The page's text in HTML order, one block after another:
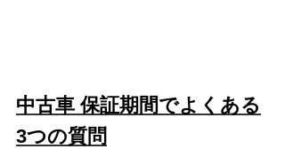
中古車 保証期間でよくある
3つの質問